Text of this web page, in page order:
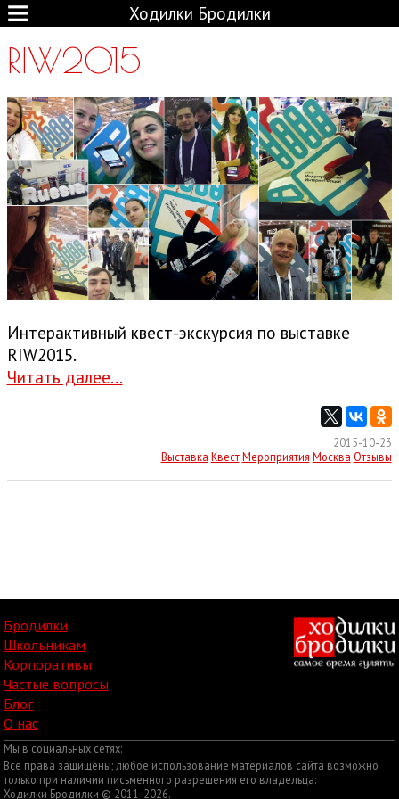
Ходилки Бродилки
RIW2015
Интерактивный квест-экскурсия по выставке
RIW2015.
Читать далее...
2015-10-23
Выставка Квест Мероприятия Москва Отзывы
Бродилки
Школьникам
Корпоративы
Частые вопросы
Блог
О нас
Мы в социальных сетях:
Все права защищены; любое использование материалов сайта возможно
только при наличии письменного разрешения его владельца:
Ходилки Бродилки © 2011-2026.